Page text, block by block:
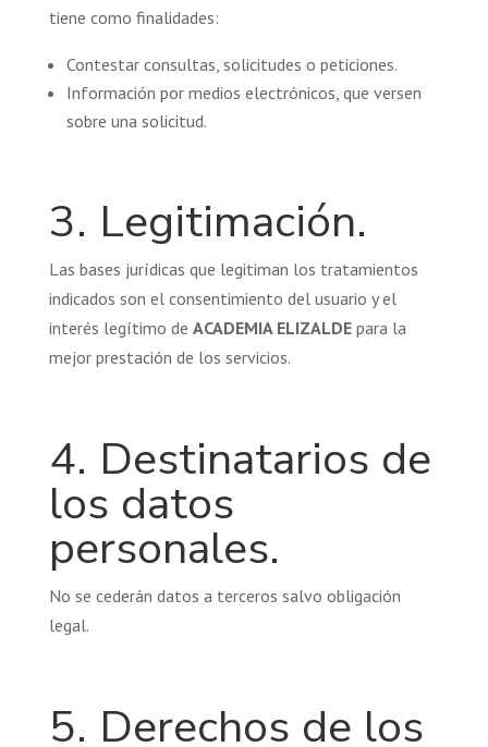
tiene como finalidades:
Contestar consultas, solicitudes o peticiones.
Información por medios electrónicos, que versen
sobre una solicitud.
3. Legitimación.
Las bases jurídicas que legitiman los tratamientos
indicados son el consentimiento del usuario y el
interés legítimo de ACADEMIA ELIZALDE para la
mejor prestación de los servicios.
4. Destinatarios de
los datos
personales.
No se cederán datos a terceros salvo obligación
legal.
5. Derechos de los